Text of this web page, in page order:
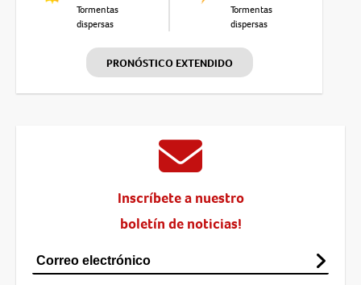
Tormentas
dispersas
Tormentas
dispersas
PRONÓSTICO EXTENDIDO
Inscríbete a nuestro
boletín de noticias!